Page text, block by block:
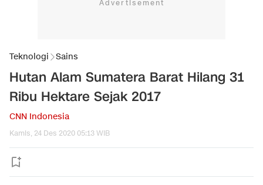
Teknologi Sains
Hutan Alam Sumatera Barat Hilang 31
Ribu Hektare Sejak 2017
CNN Indonesia
Kamis, 24 Des 2020 05:13 WIB